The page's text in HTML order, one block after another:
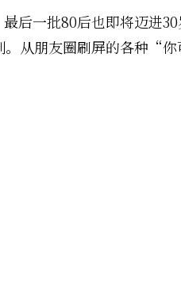
后一批80后也即将迈进
。从朋友圈刷屏的各种“